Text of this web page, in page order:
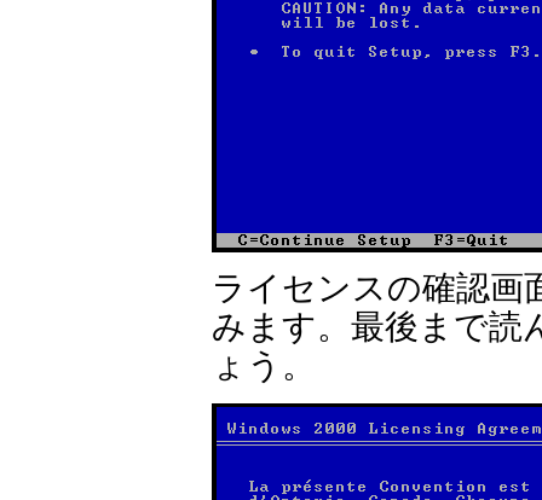
ライセンスの確認画
みます。最後まで読
ょう。